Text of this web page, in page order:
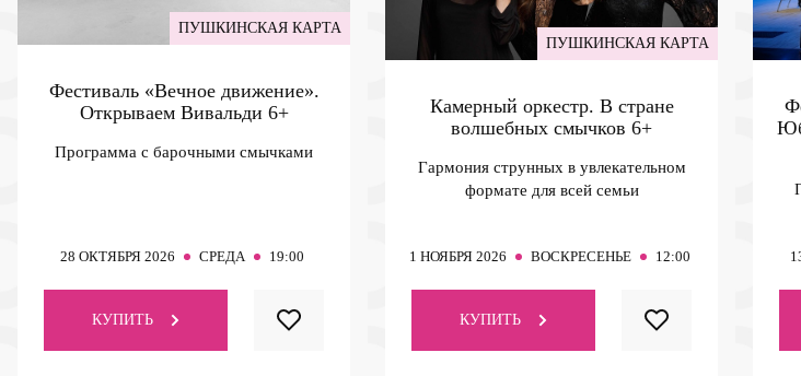
ПУШКИНСКАЯ КАРТА
Фестиваль «Вечное движение».
Открываем Вивальди 6+
Программа с барочными смычками
28 ОКТЯБРЯ 2026 СРЕДА 19:00
КУПИТЬ
ПУШКИНСКАЯ КАРТА
Камерный оркестр. В стране
волшебных смычков 6+
Гармония струнных в увлекательном
формате для всей семьи
1 НОЯБРЯ 2026 ВОСКРЕСЕНЬЕ 12:00
КУПИТЬ